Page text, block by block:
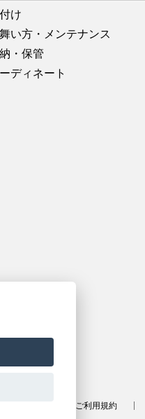
け
い方・メンテナンス
・保管
ディネート
ご利用規約